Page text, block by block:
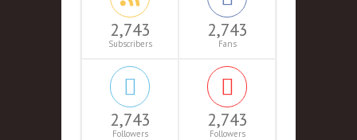
2,743
Subscribers
2,743
Fans
2,743
Followers
2,743
Followers